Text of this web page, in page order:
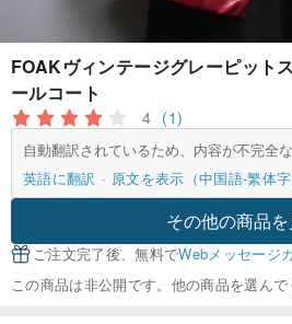
FOAKヴィンテージグレーピット
ールコート
4 (1)
自動翻訳されているため、内容が不完全
英語に翻訳
原文を表示（中国語-繁体字
その他の商品
ご注文完了後、無料でWebメッセージ
この商品は非公開です。他の商品を選んで